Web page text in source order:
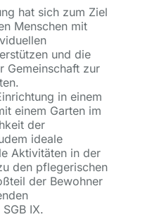
hat sich zum Ziel
Menschen mit
und die
Gemeinschaft zur
in einem
einem Garten im
der
ideale
Aktivitäten in der
den pflegerischen
der Bewohner
IX.